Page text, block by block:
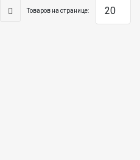
Товаров на странице: